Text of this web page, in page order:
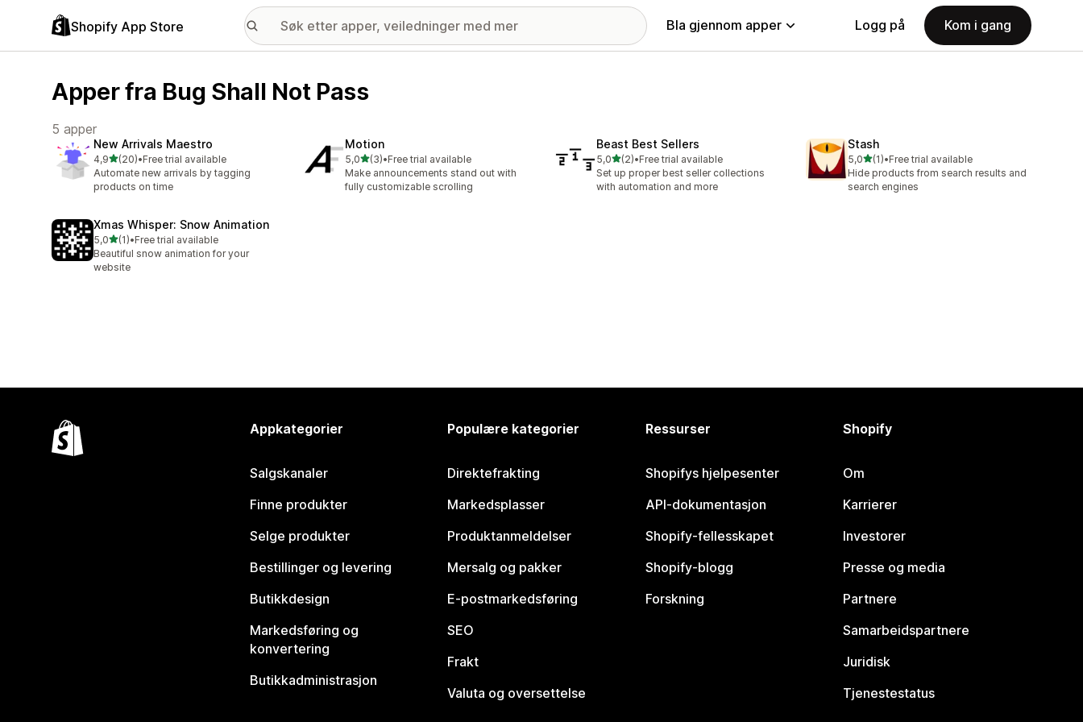
Shopify App Store Bla gjennom apper Logg på Kom i gang
Apper fra Bug Shall Not Pass
5 apper
New Arrivals Maestro
4,9av 5 stjerner
(20)
Totalt 20 omtaler
•Free trial available
Automate new arrivals by tagging
products on time
Motion
5,0av 5 stjerner
(3)
Totalt 3 omtaler
•Free trial available
Make announcements stand out with
fully customizable scrolling
Beast Best Sellers
5,0av 5 stjerner
(2)
Totalt 2 omtaler
•Free trial available
Set up proper best seller collections
with automation and more
Stash
5,0av 5 stjerner
(1)
Totalt 1 omtaler
•Free trial available
Hide products from search results and
search engines
Xmas Whisper: Snow Animation
5,0av 5 stjerner
(1)
Totalt 1 omtaler
•Free trial available
Beautiful snow animation for your
website
Appkategorier
Salgskanaler
Finne produkter
Selge produkter
Bestillinger og levering
Butikkdesign
Markedsføring og
konvertering
Butikkadministrasjon
Populære kategorier
Direktefrakting
Markedsplasser
Produktanmeldelser
Mersalg og pakker
E-postmarkedsføring
SEO
Frakt
Valuta og oversettelse
Ressurser
Shopifys hjelpesenter
API-dokumentasjon
Shopify-fellesskapet
Shopify-blogg
Forskning
Shopify
Om
Karrierer
Investorer
Presse og media
Partnere
Samarbeidspartnere
Juridisk
Tjenestestatus